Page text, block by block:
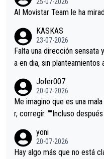
25-07-2026
Al Movistar Team le ha
KASKAS
23-07-2026
Falta una dirección sensata
a en dia, sin planteamientos
Minguez, Velez etc etc.Me
tristes sin victorias.
Jofer007
20-07-2026
Me imagino que es una
r, corregir. ""Incluso
permaneció pegado a su
a que era capaz de
yoni
20-07-2026
Hay algo más que no está